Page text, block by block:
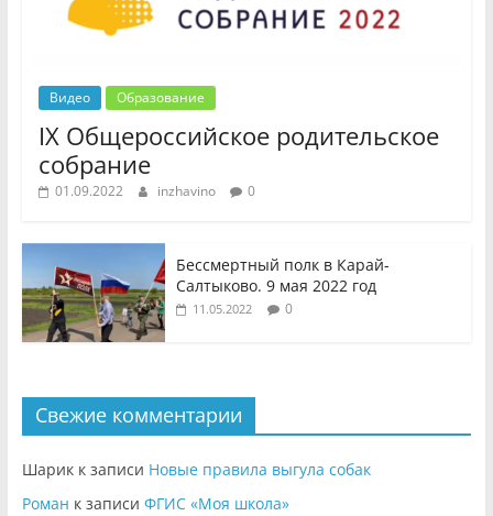
Видео Образование
IX Общероссийское родительское
собрание
01.09.2022 inzhavino 0
Бессмертный полк в Карай-
Салтыково. 9 мая 2022 год
11.05.2022 0
Свежие комментарии
Шарикк записи Новые правила выгула собак
Роман к записи ФГИС «Моя школа»